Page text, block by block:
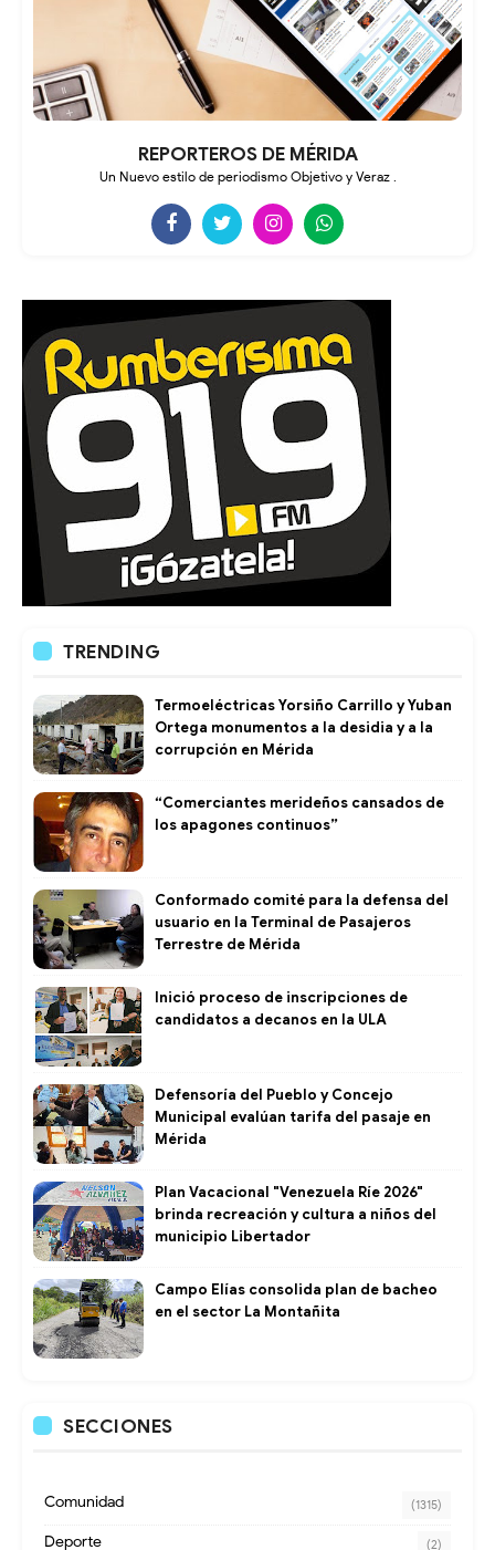
REPORTEROS DE MÉRIDA
Un Nuevo estilo de periodismo Objetivo y Veraz .
TRENDING
Termoeléctricas Yorsiño Carrillo y Yuban
Ortega monumentos a la desidia y a la
corrupción en Mérida
“Comerciantes merideños cansados de
los apagones continuos”
Conformado comité para la defensa del
usuario en la Terminal de Pasajeros
Terrestre de Mérida
Inició proceso de inscripciones de
candidatos a decanos en la ULA
Defensoría del Pueblo y Concejo
Municipal evalúan tarifa del pasaje en
Mérida
Plan Vacacional "Venezuela Ríe 2026"
brinda recreación y cultura a niños del
municipio Libertador
Campo Elías consolida plan de bacheo
en el sector La Montañita
SECCIONES
Comunidad (1315)
Deporte (2)